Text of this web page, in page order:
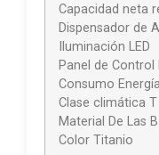
Capacidad neta
Dispensador de
Iluminación LED
Panel de Control
Consumo
Clase climática T
Material De Las
Color Titanio